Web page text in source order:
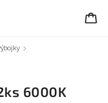
/
6000K